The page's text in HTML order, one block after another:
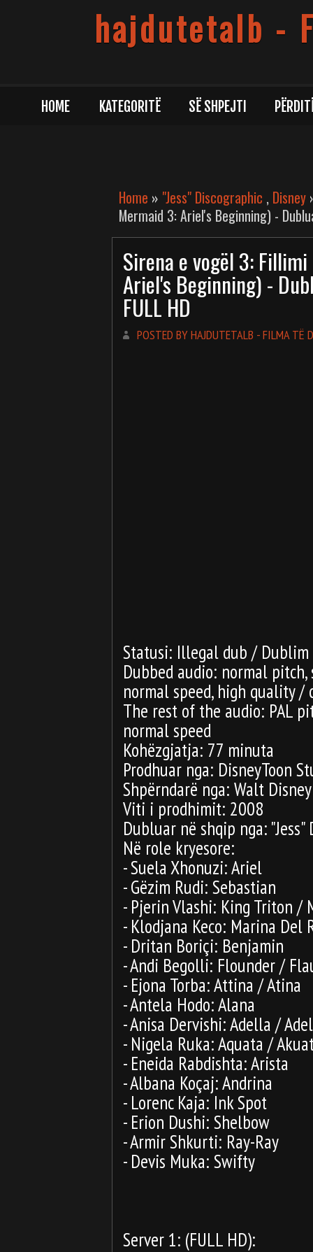
hajdutetalb -
HOME KATEGORITË SË SHPEJTI
Home » "Jess" Discographic , Disney
Mermaid 3: Ariel's Beginning) -
Sirena e vogël 3:
Ariel's Beginning) -
FULL HD
POSTED BY HAJDUTETALB - FILMA TË
Statusi: Illegal dub /
Dubbed audio: normal
normal speed, high quality
The rest of the audio: PAL
normal speed
Kohëzgjatja: 77 minuta
Prodhuar nga: DisneyToon
Shpërndarë nga: Walt
Viti i prodhimit: 2008
Dubluar në shqip nga: "Jess"
Në role kryesore:
- Suela Xhonuzi: Ariel
- Gëzim Rudi: Sebastian
- Pjerin Vlashi: King Triton /
- Klodjana Keco: Marina Del
- Dritan Boriçi: Benjamin
- Andi Begolli: Flounder /
- Ejona Torba: Attina / Atina
- Antela Hodo: Alana
- Anisa Dervishi: Adella /
- Nigela Ruka: Aquata /
- Eneida Rabdishta: Arista
- Albana Koçaj: Andrina
- Lorenc Kaja: Ink Spot
- Erion Dushi: Shelbow
- Armir Shkurti: Ray-Ray
- Devis Muka: Swifty
Server 1: (FULL HD):